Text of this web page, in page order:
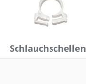
Schlauchschellen